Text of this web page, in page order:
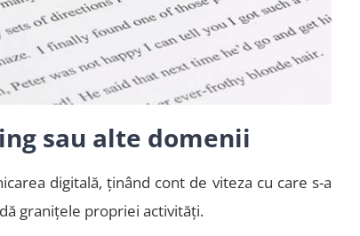
sau alte domenii
digitală, ţinând cont de viteza cu care s-a
granițele propriei activități.